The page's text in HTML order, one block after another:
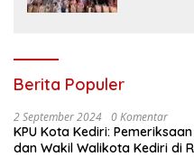
Berita Populer
2 September 2024 0 Komentar
KPU Kota Kediri:
dan Wakil Walikota Kediri di